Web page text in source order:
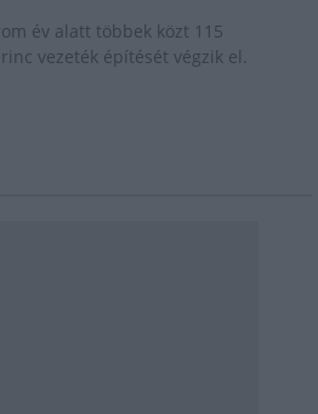
év alatt többek közt 115
vezeték építését végzik el.